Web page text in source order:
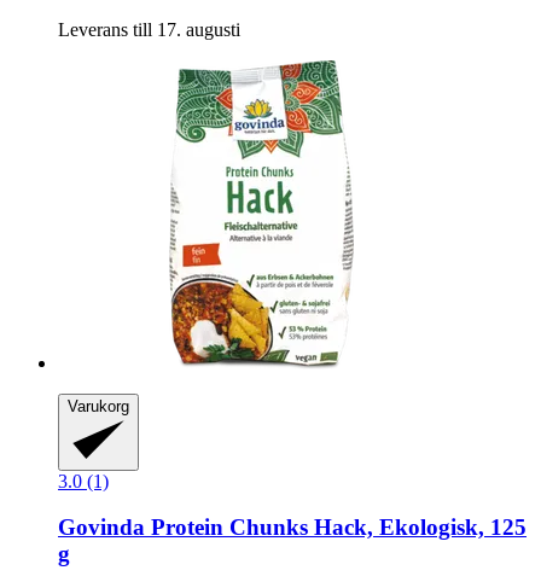
Leverans till 17. augusti
Varukorg
3.0 (1)
Govinda Protein Chunks Hack, Ekologisk, 125
g